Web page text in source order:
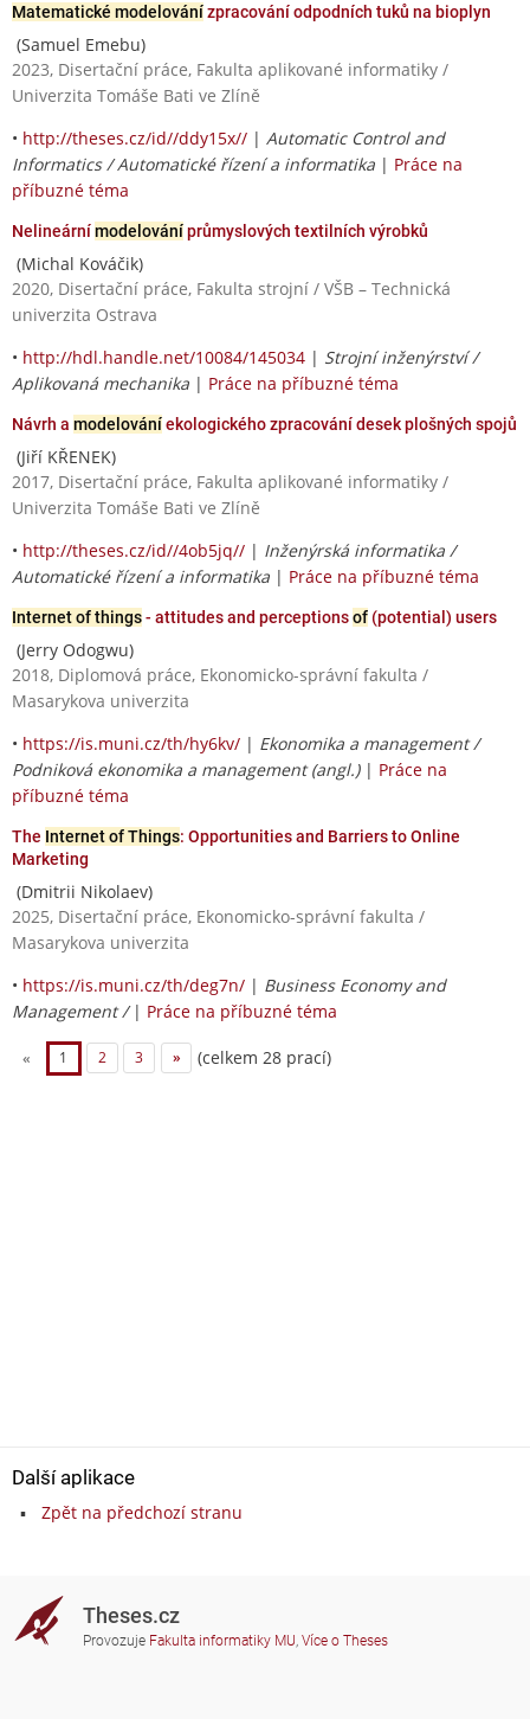
Matematické modelovánízpracování odpodních tuků na bioplyn
(Samuel Emebu)
2023, Disertační práce, Fakulta aplikované informatiky /
Univerzita Tomáše Bati ve Zlíně
• http://theses.cz/id//ddy15x// | Automatic Control and
Informatics / Automatické řízení a informatika | Práce na
příbuzné téma
Nelineárnímodelováníprůmyslových textilních výrobků
(Michal Kováčik)
2020, Disertační práce, Fakulta strojní / VŠB – Technická
univerzita Ostrava
• http://hdl.handle.net/10084/145034 | Strojní inženýrství /
Aplikovaná mechanika | Práce na příbuzné téma
Návrh a modelováníekologického zpracování desek plošných spojů
(Jiří KŘENEK)
2017, Disertační práce, Fakulta aplikované informatiky /
Univerzita Tomáše Bati ve Zlíně
• http://theses.cz/id//4ob5jq// | Inženýrská informatika /
Automatické řízení a informatika | Práce na příbuzné téma
Internet of things- attitudes and perceptionsof (potential) users
(Jerry Odogwu)
2018, Diplomová práce, Ekonomicko-správní fakulta /
Masarykova univerzita
• https://is.muni.cz/th/hy6kv/ | Ekonomika a management /
Podniková ekonomika a management (angl.)| Práce na
příbuzné téma
The Internet of Things: Opportunities and Barriers to Online
Marketing
(Dmitrii Nikolaev)
2025, Disertační práce, Ekonomicko-správní fakulta /
Masarykova univerzita
• https://is.muni.cz/th/deg7n/ | Business Economy and
Management / | Práce na příbuzné téma
« 1 2 3 » (celkem 28 prací)
Další aplikace
Zpět na předchozí stranu
Theses.cz
Provozuje Fakulta informatiky MU, Více o Theses